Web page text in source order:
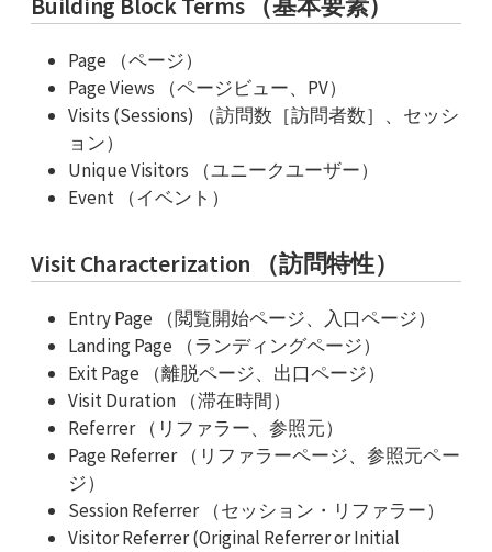
Page （ページ）
Page Views （ページビュー、PV）
Visits (Sessions) （訪問数［訪問者数］、セッシ
ョン）
Unique Visitors （ユニークユーザー）
Event （イベント）
Visit Characterization （訪問特性）
Entry Page （閲覧開始ページ、入口ページ）
Landing Page （ランディングページ）
Exit Page （離脱ページ、出口ページ）
Visit Duration （滞在時間）
Referrer （リファラー、参照元）
Page Referrer （リファラーページ、参照元ペー
ジ）
Session Referrer （セッション・リファラー）
Visitor Referrer (Original Referrer or Initial